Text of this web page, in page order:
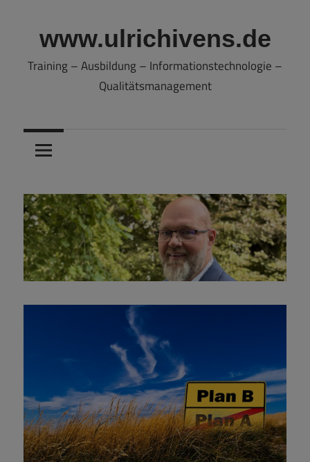
springen
www.ulrichivens.de
Training – Ausbildung – Informationstechnologie –
Qualitätsmanagement